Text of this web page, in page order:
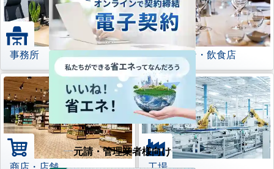
事務所 レストラン・飲食店
元請・管理業者様向け